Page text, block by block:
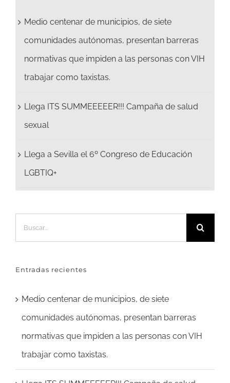
Medio centenar de municipios, de siete
comunidades autónomas, presentan barreras
normativas que impiden a las personas con VIH
trabajar como taxistas.
Llega ITS SUMMEEEEER!!! Campaña de salud
sexual
Llega a Sevilla el 6º Congreso de Educación
LGBTIQ+
Entradas recientes
Medio centenar de municipios, de siete
comunidades autónomas, presentan barreras
normativas que impiden a las personas con VIH
trabajar como taxistas.